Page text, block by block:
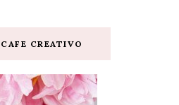
CREATIVO